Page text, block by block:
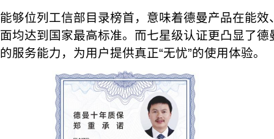
能够位列工信部目录榜首，意味着德曼产品在能
面均达到国家最高标准。而七星级认证更凸显了
的服务能力，为用户提供真正“无忧”的使用体验。